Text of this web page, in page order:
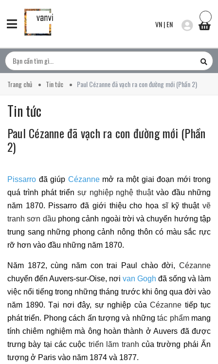
VN|EN
Trang chủ Tin tức Paul Cézanne đã vạch ra con đường mới (Phần 2)
Tin tức
Paul Cézanne đã vạch ra con đường mới (Phần
2)
Pissarro đã giúp Cézannemở ra một giai đoạn mới trong
quá trình phát triển sự nghiệp nghệ thuậtvào đầu những
năm 1870. Pissarro đã giới thiệu cho họa sĩ kỹ thuật vẽ
tranh sơn dầu phong cảnh ngoài trời và chuyển hướng tập
trung sang những phong cảnh nông thôn có màu sắc rực
rỡ hơn vào đầu những năm 1870.
Năm 1872, cùng năm con trai Paul chào đời, Cézanne
chuyển đến Auvers-sur-Oise, nơi van Gogh đã sống và làm
việc nổi tiếng trong những tháng trước khi ông qua đời vào
năm 1890. Tại nơi đây, sự nghiệp của Cézanne tiếp tục
phát triển. Phong cách ấn tượng và nhữngtác phẩmmang
tính chiêm nghiệm mà ông hoàn thành ở Auvers đã được
trưng bày tại các cuộc triển lãm tranh của trường phái Ấn
tượng ở Paris vào năm 1874 và 1877.